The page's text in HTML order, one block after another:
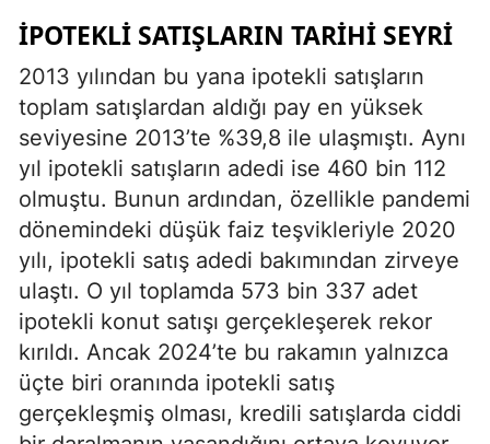
İPOTEKLI SATIŞLARIN TARIHI SEYRI
2013 yılından bu yana ipotekli satışların
toplam satışlardan aldığı pay en yüksek
seviyesine 2013’te %39,8 ile ulaşmıştı. Aynı
yıl ipotekli satışların adedi ise 460 bin 112
olmuştu. Bunun ardından, özellikle pandemi
dönemindeki düşük faiz teşvikleriyle 2020
yılı, ipotekli satış adedi bakımından zirveye
ulaştı. O yıl toplamda 573 bin 337 adet
ipotekli konut satışı gerçekleşerek rekor
kırıldı. Ancak 2024’te bu rakamın yalnızca
üçte biri oranında ipotekli satış
gerçekleşmiş olması, kredili satışlarda ciddi